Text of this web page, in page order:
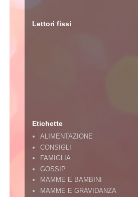
Lettori fissi
Etichette
ALIMENTAZIONE
CONSIGLI
FAMIGLIA
GOSSIP
MAMME E BAMBINI
MAMME E GRAVIDANZA